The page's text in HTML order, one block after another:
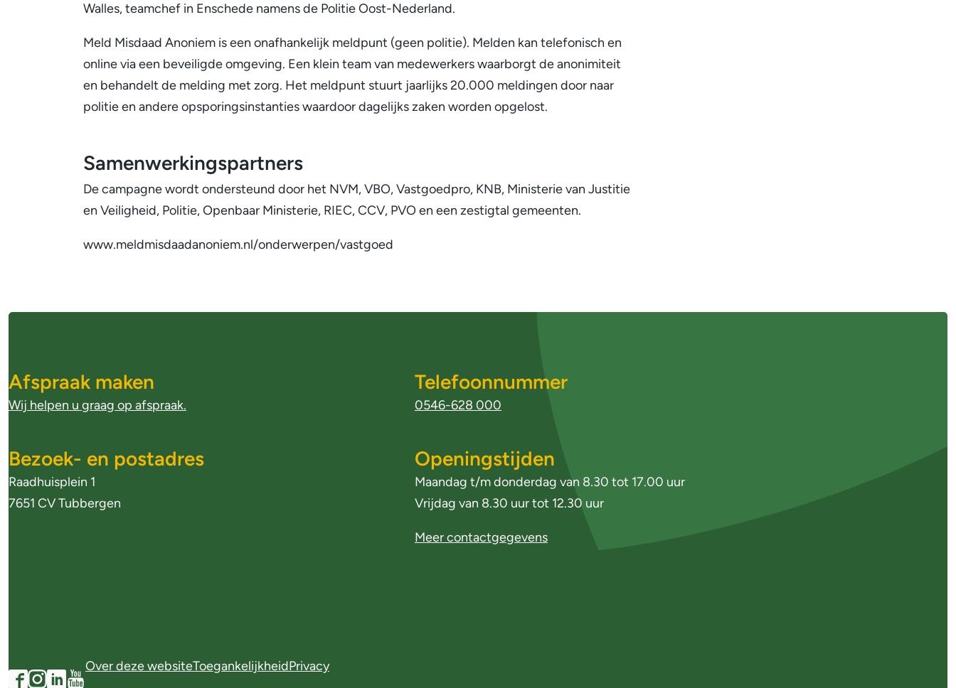
Walles, teamchef in Enschede namens de Politie Oost-Nederland.
Meld Misdaad Anoniem is een onafhankelijk meldpunt (geen politie). Melden kan telefonisch en
online via een beveiligde omgeving. Een klein team van medewerkers waarborgt de anonimiteit
en behandelt de melding met zorg. Het meldpunt stuurt jaarlijks 20.000 meldingen door naar
politie en andere opsporingsinstanties waardoor dagelijks zaken worden opgelost.
Samenwerkingspartners
De campagne wordt ondersteund door het NVM, VBO, Vastgoedpro, KNB, Ministerie van Justitie
en Veiligheid, Politie, Openbaar Ministerie, RIEC, CCV, PVO en een zestigtal gemeenten.
www.meldmisdaadanoniem.nl/onderwerpen/vastgoed
g
m
e
Afspraak maken
Wij helpen u graag op afspraak.
Bezoek- en postadres
Raadhuisplein 1
7651 CV Tubbergen
Telefoonnummer
0546-628 000
Openingstijden
Maandag t/m donderdag van 8.30 tot 17.00 uur
Vrijdag van 8.30 uur tot 12.30 uur
Meer contactgegevens
S I L Y
o
Over deze websiteToegankelijkheidPrivacy